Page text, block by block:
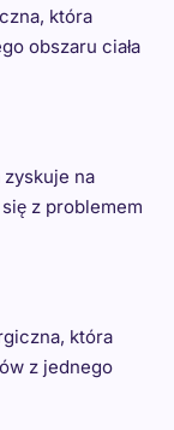
która
obszaru ciała
na
z problemem
która
z jednego